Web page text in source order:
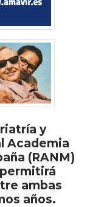
y
Academia
(RANM)
ambas
años.